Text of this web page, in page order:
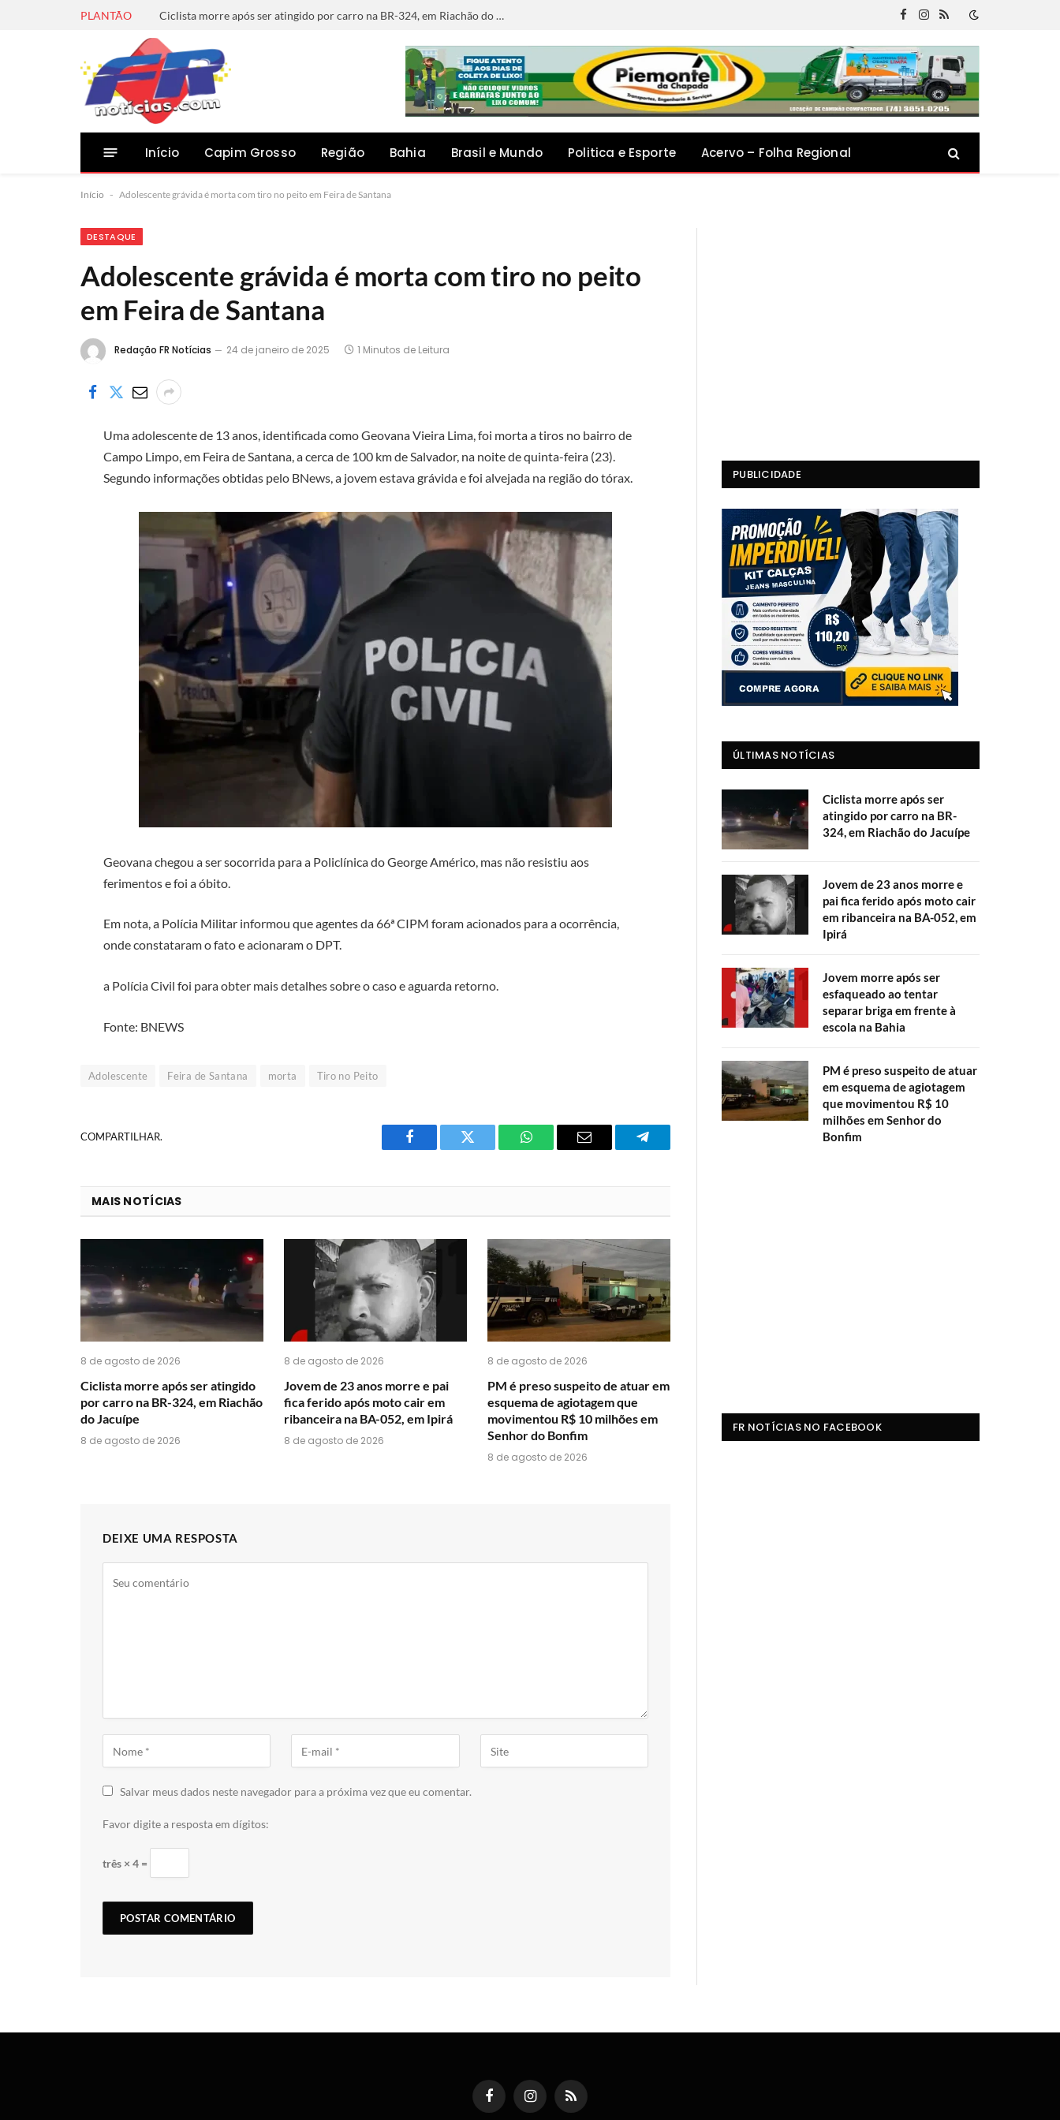
PLANTÃO Ciclista morre após ser atingido por carro na BR-324, em Riachão do Jacuípe
Facebook
Instagram
RSS
Início Capim Grosso Região Bahia Brasil e Mundo Politica e Esporte Acervo – Folha Regional
Início - Adolescente grávida é morta com tiro no peito em Feira de Santana
DESTAQUE
Adolescente grávida é morta com tiro no peito
em Feira de Santana
Redação FR Notícias 24 de janeiro de 2025 1 Minutos de Leitura
Uma adolescente de 13 anos, identificada como Geovana Vieira Lima, foi morta a tiros no bairro de
Campo Limpo, em Feira de Santana, a cerca de 100 km de Salvador, na noite de quinta-feira (23).
Segundo informações obtidas pelo BNews, a jovem estava grávida e foi alvejada na região do tórax.
Geovana chegou a ser socorrida para a Policlínica do George Américo, mas não resistiu aos
ferimentos e foi a óbito.
Em nota, a Polícia Militar informou que agentes da 66ª CIPM foram acionados para a ocorrência,
onde constataram o fato e acionaram o DPT.
a Polícia Civil foi para obter mais detalhes sobre o caso e aguarda retorno.
Fonte: BNEWS
Adolescente Feira de Santana morta Tiro no Peito
COMPARTILHAR.
Facebook Twitter
O
WhatsApp?
E-
Telegrama
MAIS NOTÍCIAS
8 de agosto de 2026
Ciclista morre após ser atingido
por carro na BR-324, em Riachão
do Jacuípe
8 de agosto de 2026
8 de agosto de 2026
Jovem de 23 anos morre e pai
fica ferido após moto cair em
ribanceira na BA-052, em Ipirá
8 de agosto de 2026
8 de agosto de 2026
PM é preso suspeito de atuar em
esquema de agiotagem que
movimentou R$ 10 milhões em
Senhor do Bonfim
8 de agosto de 2026
DEIXE UMA RESPOSTA
Salvar meus dados neste navegador para a próxima vez que eu comentar.
Favor digite a resposta em dígitos:
três × 4 =
PUBLICIDADE
ÚLTIMAS NOTÍCIAS
Ciclista morre após ser
atingido por carro na BR-
324, em Riachão do Jacuípe
Jovem de 23 anos morre e
pai fica ferido após moto cair
em ribanceira na BA-052, em
Ipirá
Jovem morre após ser
esfaqueado ao tentar
separar briga em frente à
escola na Bahia
PM é preso suspeito de atuar
em esquema de agiotagem
que movimentou R$ 10
milhões em Senhor do
Bonfim
FR NOTÍCIAS NO FACEBOOK
FacebookInstagramRSS